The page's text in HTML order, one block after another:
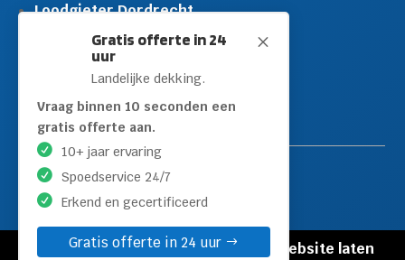
M
Gratis offerte in 24
uur
Landelijke dekking.
Vraag binnen 10 seconden een
gratis offerte aan.
10+ jaar ervaring
Spoedservice 24/7
Erkend en gecertificeerd
Gratis offerte in 24 uur
Loodgieter Dordrecht
Loodgieter Rijswijk
Loodgieter Schiedam
Loodgieter Leidschendam
Loodgieter Hilversum
© Copyright Loodgieters Kwartier | Website laten